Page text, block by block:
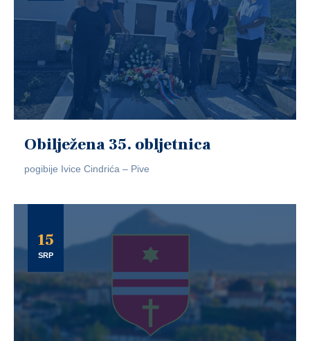
Obilježena 35. obljetnica
pogibije Ivice Cindrića – Pive
15
SRP